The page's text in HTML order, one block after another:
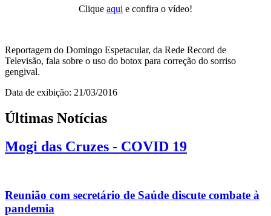
Clique aqui e confira o vídeo!
Reportagem do Domingo Espetacular, da Rede Record de
Televisão, fala sobre o uso do botox para correção do sorriso
gengival.
Data de exibição: 21/03/2016
Últimas Notícias
Mogi das Cruzes - COVID 19
Reunião com secretário de Saúde discute combate à
pandemia